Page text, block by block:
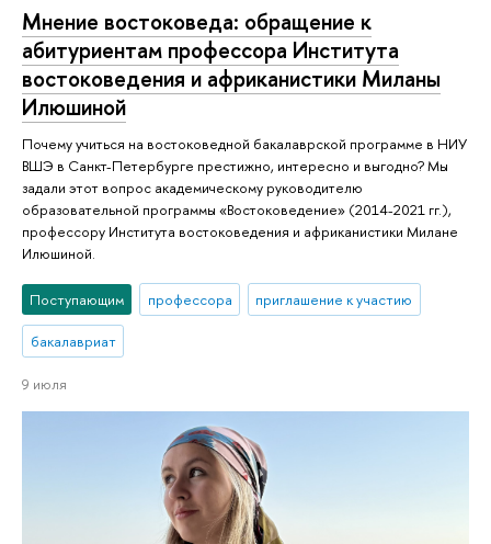
Мнение востоковеда: обращение к
абитуриентам профессора Института
востоковедения и африканистики Миланы
Илюшиной
Почему учиться на востоковедной бакалаврской программе в НИУ
ВШЭ в Санкт-Петербурге престижно, интересно и выгодно? Мы
задали этот вопрос академическому руководителю
образовательной программы «Востоковедение» (2014-2021 гг.),
профессору Института востоковедения и африканистики Милане
Илюшиной.
Поступающим профессора приглашение к участию
бакалавриат
9 июля